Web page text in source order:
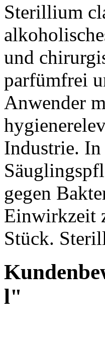
Sterillium
und
parfümfrei
Anwender
Industrie.
gegen
Einwirkzeit
Stück.
l"